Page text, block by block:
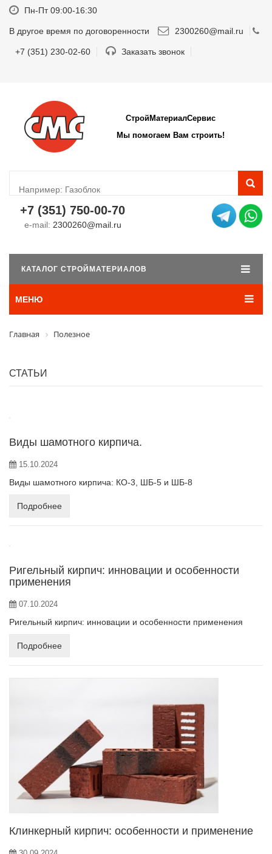
Пн-Пт 09:00-16:30
В другое время по договоренности 2300260@mail.ru
+7 (351) 230-02-60 Заказать звонок
СтройМатериалСервис
Мы помогаем Вам строить!
+7 (351) 750-00-70
e-mail: 2300260@mail.ru
КАТАЛОГ СТРОЙМАТЕРИАЛОВ
МЕНЮ
Главная Полезное
СТАТЬИ
Виды шамотного кирпича.
15.10.2024
Виды шамотного кирпича: КО-3, ШБ-5 и ШБ-8
Подробнее
Ригельный кирпич: инновации и особенности
применения
07.10.2024
Ригельный кирпич: инновации и особенности применения
Подробнее
Клинкерный кирпич: особенности и применение